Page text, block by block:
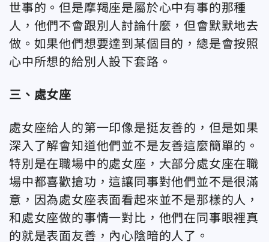
世事的。但是摩羯座是屬於心中有事的那種
人，他們不會跟別人討論什麼，但會默默地去
做。如果他們想要達到某個目的，總是會按照
心中所想的給別人設下套路。
三、處女座
處女座給人的第一印像是挺友善的，但是如果
深入了解會知道他們並不是友善這麼簡單的。
特別是在職場中的處女座，大部分處女座在職
場中都喜歡搶功，這讓同事對他們並不是很滿
意，因為處女座表面看起來並不是那樣的人，
和處女座做的事情一對比，他們在同事眼裡真
的就是表面友善，內心陰暗的人了。